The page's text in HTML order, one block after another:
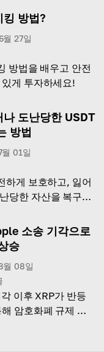
킹 방법?
27일
방법을 배우고 안전
게 투자하세요!
나 도난당한 USDT
방법
01일
하게 보호하고, 잃어
당한 자산을 복구하
소송 기각으로
승
월 08일
이후 XRP가 반등
암호화폐 규제 명